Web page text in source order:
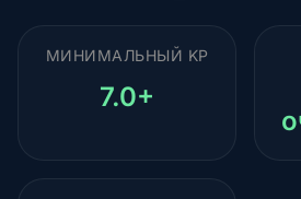
МИНИМАЛЬНЫЙ KP
7.0+